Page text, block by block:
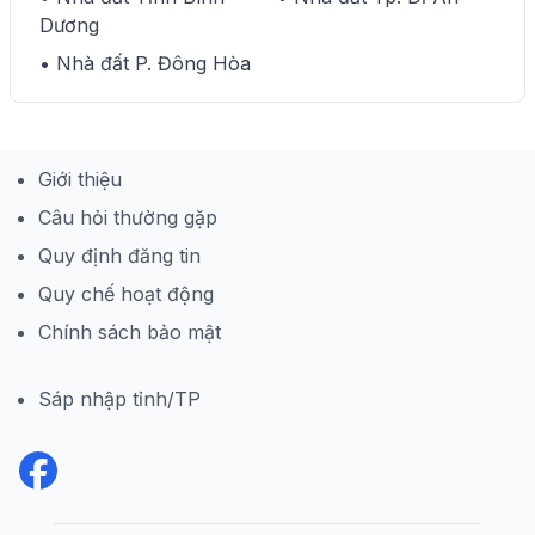
động sản đang tìm kiếm sự sinh lời lâu
Dương
• Nhà đất P. Đông Hòa
Giới thiệu
Câu hỏi thường gặp
Quy định đăng tin
Quy chế hoạt động
Chính sách bảo mật
Sáp nhập tỉnh/TP